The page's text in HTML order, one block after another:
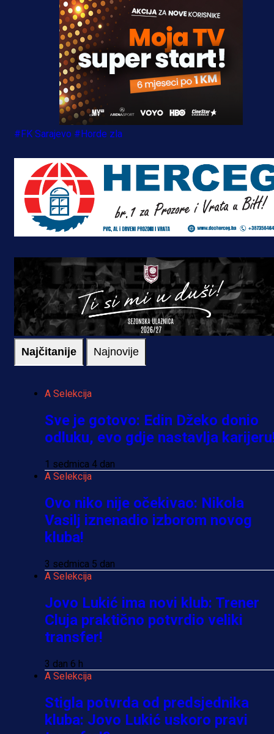
#FK Sarajevo #Horde zla
Najčitanije Najnovije
A Selekcija
Sve je gotovo: Edin Džeko donio
odluku, evo gdje nastavlja
1 sedmica 4 dan
A Selekcija
Ovo niko nije očekivao: Nikola
Vasilj iznenadio izborom novog
kluba!
3 sedmica 5 dan
A Selekcija
Jovo Lukić ima novi klub: Trener
Cluja praktično potvrdio veliki
transfer!
3 dan 6 h
A Selekcija
Stigla potvrda od predsjednika
kluba: Jovo Lukić uskoro pravi